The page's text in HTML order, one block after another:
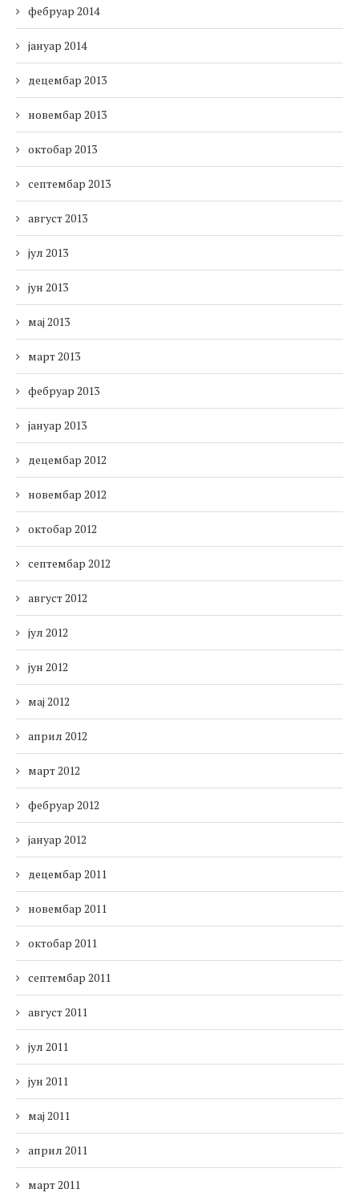
фебруар 2014
јануар 2014
децембар 2013
новембар 2013
октобар 2013
септембар 2013
август 2013
јул 2013
јун 2013
мај 2013
март 2013
фебруар 2013
јануар 2013
децембар 2012
новембар 2012
октобар 2012
септембар 2012
август 2012
јул 2012
јун 2012
мај 2012
април 2012
март 2012
фебруар 2012
јануар 2012
децембар 2011
новембар 2011
октобар 2011
септембар 2011
август 2011
јул 2011
јун 2011
мај 2011
април 2011
март 2011